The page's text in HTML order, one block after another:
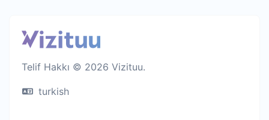
Telif Hakkı © 2026 Vizituu.
turkish